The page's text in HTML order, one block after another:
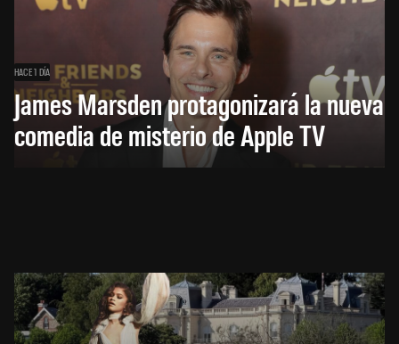
HACE 1 DÍA
James Marsden protagonizará la nueva
comedia de misterio de Apple TV